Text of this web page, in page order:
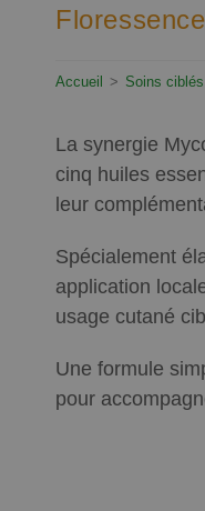
Floressence
Accueil > Soins
La synergie
cinq huiles
leur
Spécialement
application
usage cutané
Une formule
pour